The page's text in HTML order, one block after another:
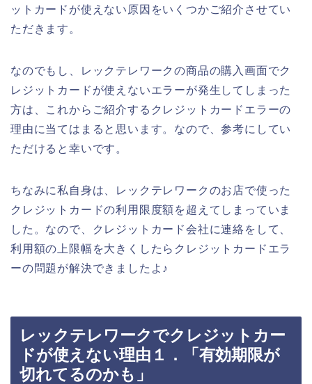
ットカードが使えない原因をいくつかご紹介させてい
ただきます。
なのでもし、レックテレワークの商品の購入画面でク
レジットカードが使えないエラーが発生してしまった
方は、これからご紹介するクレジットカードエラーの
理由に当てはまると思います。なので、参考にしてい
ただけると幸いです。
ちなみに私自身は、レックテレワークのお店で使った
クレジットカードの利用限度額を超えてしまっていま
した。なので、クレジットカード会社に連絡をして、
利用額の上限幅を大きくしたらクレジットカードエラ
ーの問題が解決できましたよ♪
レックテレワークでクレジットカー
ドが使えない理由１．「有効期限が
切れてるのかも」